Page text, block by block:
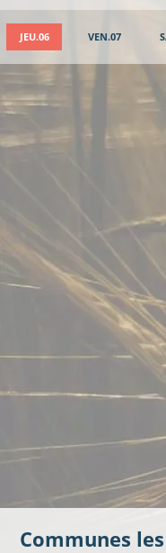
JEU.06 VEN.07
Communes